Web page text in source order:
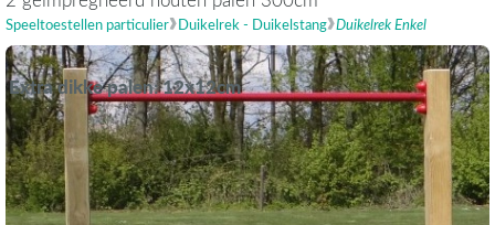
Speeltoestellen particulier Duikelrek - Duikelstang Duikelrek Enkel
Extra dikke palen: 12x12cm